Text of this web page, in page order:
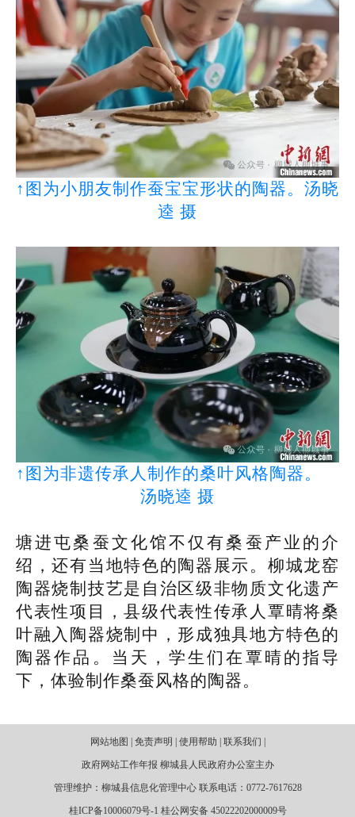
↑图为小朋友制作蚕宝宝形状的陶器。汤晓
逵 摄
↑图为非遗传承人制作的桑叶风格陶器。
汤晓逵 摄
塘进屯桑蚕文化馆不仅有桑蚕产业的介
绍，还有当地特色的陶器展示。柳城龙窑
陶器烧制技艺是自治区级非物质文化遗产
代表性项目，县级代表性传承人覃晴将桑
叶融入陶器烧制中，形成独具地方特色的
陶器作品。当天，学生们在覃晴的指导
下，体验制作桑蚕风格的陶器。
网站地图 | 免责声明 | 使用帮助 | 联系我们 |
政府网站工作年报 柳城县人民政府办公室主办
管理维护：柳城县信息化管理中心 联系电话：0772-7617628
桂ICP备10006079号-1 桂公网安备 45022202000009号